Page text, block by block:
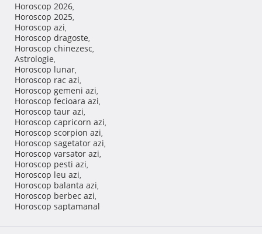
Horoscop 2026,
Horoscop 2025,
Horoscop azi,
Horoscop dragoste,
Horoscop chinezesc,
Astrologie,
Horoscop lunar,
Horoscop rac azi,
Horoscop gemeni azi,
Horoscop fecioara azi,
Horoscop taur azi,
Horoscop capricorn azi,
Horoscop scorpion azi,
Horoscop sagetator azi,
Horoscop varsator azi,
Horoscop pesti azi,
Horoscop leu azi,
Horoscop balanta azi,
Horoscop berbec azi,
Horoscop saptamanal